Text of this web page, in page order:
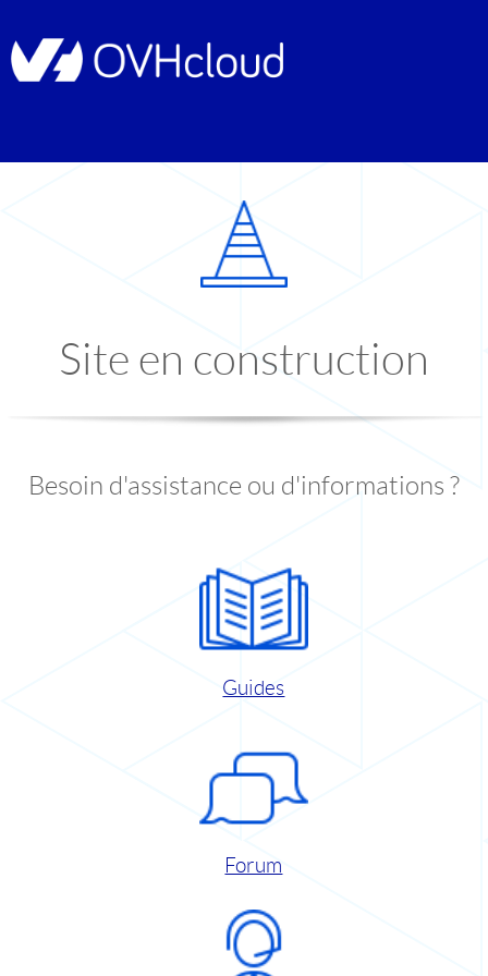
Site en construction
Besoin d'assistance ou d'informations ?
Guides
Forum